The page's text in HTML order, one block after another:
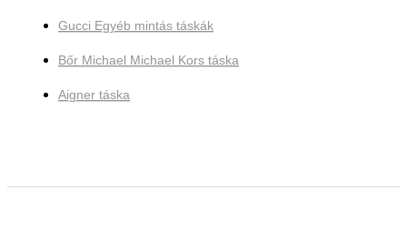
Gucci Egyéb mintás táskák
Bőr Michael Michael Kors táska
Aigner táska